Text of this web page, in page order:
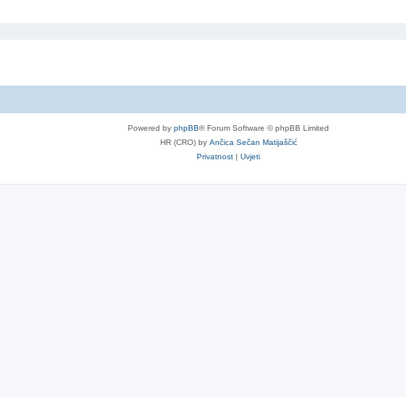
Powered by phpBB® Forum Software © phpBB Limited
HR (CRO) by Ančica Sečan Matijaščić
Privatnost | Uvjeti